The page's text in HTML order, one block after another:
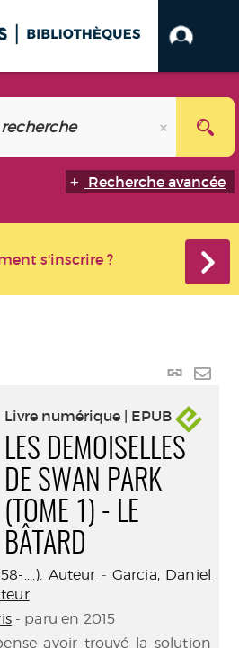
Recherche avancée
s'inscrire ?
Lien
Livre numérique | EPUB
LES DEMOISELLES
DE SWAN PARK
(TOME 1) - LE
BÂTARD
....). Auteur - Garcia, Daniel
- paru en 2015
avoir trouvé la solution